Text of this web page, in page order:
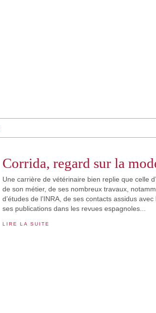
Corrida, regard sur la
Une carrière de vétérinaire bien replie que celle
de son métier, de ses nombreux travaux,
d’études de l’INRA, de ses contacts assidus
ses publications dans les revues espagnoles...
LIRE LA SUITE